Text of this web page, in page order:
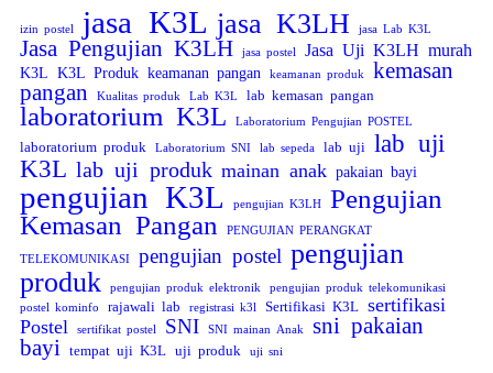
izin postel jasa K3L jasa K3LH jasa Lab K3L
Jasa Pengujian K3LH jasa postel Jasa Uji K3LH murah
K3L K3L Produk keamanan pangan keamanan produk
kemasan
pangan
Kualitas produk Lab K3L lab kemasan pangan
laboratorium K3L Laboratorium Pengujian POSTEL
laboratorium produk Laboratorium SNI lab sepeda lab uji
lab uji
K3L
lab uji produk mainan anak pakaian bayi
pengujian K3L pengujian K3LH
Pengujian
Kemasan Pangan
PENGUJIAN PERANGKAT
TELEKOMUNIKASI pengujian postel pengujian
produk
pengujian produk elektronik
pengujian produk telekomunikasi
postel kominfo
rajawali lab registrasi k3l Sertifikasi K3L
sertifikasi
Postel
sertifikat postel SNI SNI mainan Anak
sni pakaian
bayi
tempat uji K3L uji produk uji sni